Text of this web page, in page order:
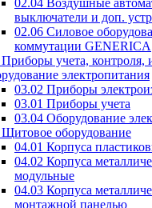
выключатели и доп.
02.06 Силовое
коммутации GENERICA
учета, контроля,
электропитания
03.02 Приборы
03.01 Приборы учета
03.04 Оборудование
оборудование
04.01 Корпуса
04.02 Корпуса
модульные
04.03 Корпуса
монтажной панелью